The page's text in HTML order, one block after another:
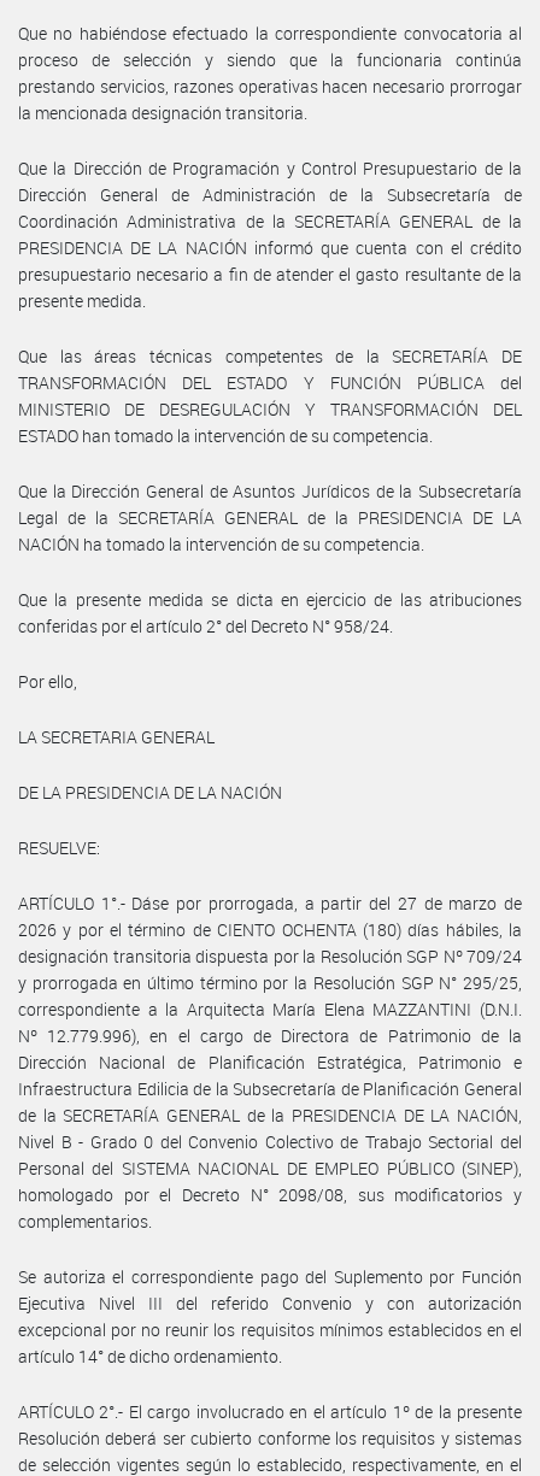
Que no habiéndose efectuado la correspondiente convocatoria al
proceso de selección y siendo que la funcionaria continúa
prestando servicios, razones operativas hacen necesario prorrogar
la mencionada designación transitoria.
Que la Dirección de Programación y Control Presupuestario de la
Dirección General de Administración de la Subsecretaría de
Coordinación Administrativa de la SECRETARÍA GENERAL de la
PRESIDENCIA DE LA NACIÓN informó que cuenta con el crédito
presupuestario necesario a fin de atender el gasto resultante de la
presente medida.
Que las áreas técnicas competentes de la SECRETARÍA DE
TRANSFORMACIÓN DEL ESTADO Y FUNCIÓN PÚBLICA del
MINISTERIO DE DESREGULACIÓN Y TRANSFORMACIÓN DEL
ESTADO han tomado la intervención de su competencia.
Que la Dirección General de Asuntos Jurídicos de la Subsecretaría
Legal de la SECRETARÍA GENERAL de la PRESIDENCIA DE LA
NACIÓN ha tomado la intervención de su competencia.
Que la presente medida se dicta en ejercicio de las atribuciones
conferidas por el artículo 2° del Decreto N° 958/24.
Por ello,
LA SECRETARIA GENERAL
DE LA PRESIDENCIA DE LA NACIÓN
RESUELVE:
ARTÍCULO 1°.- Dáse por prorrogada, a partir del 27 de marzo de
2026 y por el término de CIENTO OCHENTA (180) días hábiles, la
designación transitoria dispuesta por la Resolución SGP Nº 709/24
y prorrogada en último término por la Resolución SGP N° 295/25,
correspondiente a la Arquitecta María Elena MAZZANTINI (D.N.I.
Nº 12.779.996), en el cargo de Directora de Patrimonio de la
Dirección Nacional de Planificación Estratégica, Patrimonio e
Infraestructura Edilicia de la Subsecretaría de Planificación General
de la SECRETARÍA GENERAL de la PRESIDENCIA DE LA NACIÓN,
Nivel B - Grado 0 del Convenio Colectivo de Trabajo Sectorial del
Personal del SISTEMA NACIONAL DE EMPLEO PÚBLICO (SINEP),
homologado por el Decreto N° 2098/08, sus modificatorios y
complementarios.
Se autoriza el correspondiente pago del Suplemento por Función
Ejecutiva Nivel III del referido Convenio y con autorización
excepcional por no reunir los requisitos mínimos establecidos en el
artículo 14° de dicho ordenamiento.
ARTÍCULO 2°.- El cargo involucrado en el artículo 1º de la presente
Resolución deberá ser cubierto conforme los requisitos y sistemas
de selección vigentes según lo establecido, respectivamente, en el